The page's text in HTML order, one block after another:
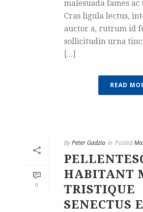
malesuada fames ac
Cras ligula lectus,
auctor a, rutrum id
sollicitudin urna
[...]
READ
0
ByPeter Gadzia In Posted
HABITANT
TRISTIQUE
SENECTUS